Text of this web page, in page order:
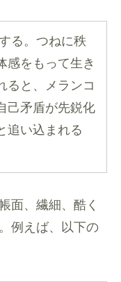
る。つねに秩
感をもって生き
ると、メランコ
己矛盾が先鋭化
追い込まれる
面、繊細、酷く
例えば、以下の